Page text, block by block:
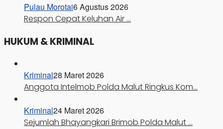
Pulau Morotai6 Agustus 2026
Respon Cepat Keluhan Air …
HUKUM & KRIMINAL
Kriminal28 Maret 2026
Anggota Intelmob Polda Malut Ringkus Kom…
Kriminal24 Maret 2026
Sejumlah Bhayangkari Brimob Polda Malut …